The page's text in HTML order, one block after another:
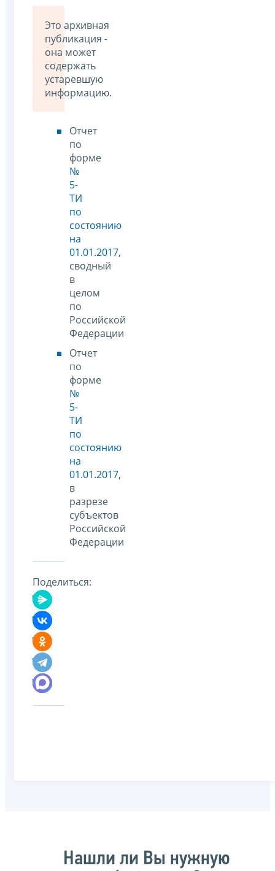
Это архивная
публикация -
она может
содержать
устаревшую
информацию.
Отчет
по
форме
№
5-
ТИ
по
состоянию
на
01.01.2017,
сводный
в
целом
по
Российской
Федерации
Отчет
по
форме
№
5-
ТИ
по
состоянию
на
01.01.2017,
в
разрезе
субъектов
Российской
Федерации
Поделиться:
Нашли ли Вы нужную